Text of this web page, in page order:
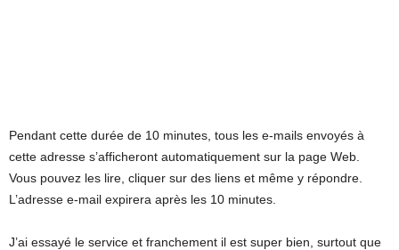
Pendant cette durée de 10 minutes, tous les e-mails envoyés à
cette adresse s’afficheront automatiquement sur la page Web.
Vous pouvez les lire, cliquer sur des liens et même y répondre.
L’adresse e-mail expirera après les 10 minutes.
J’ai essayé le service et franchement il est super bien, surtout que